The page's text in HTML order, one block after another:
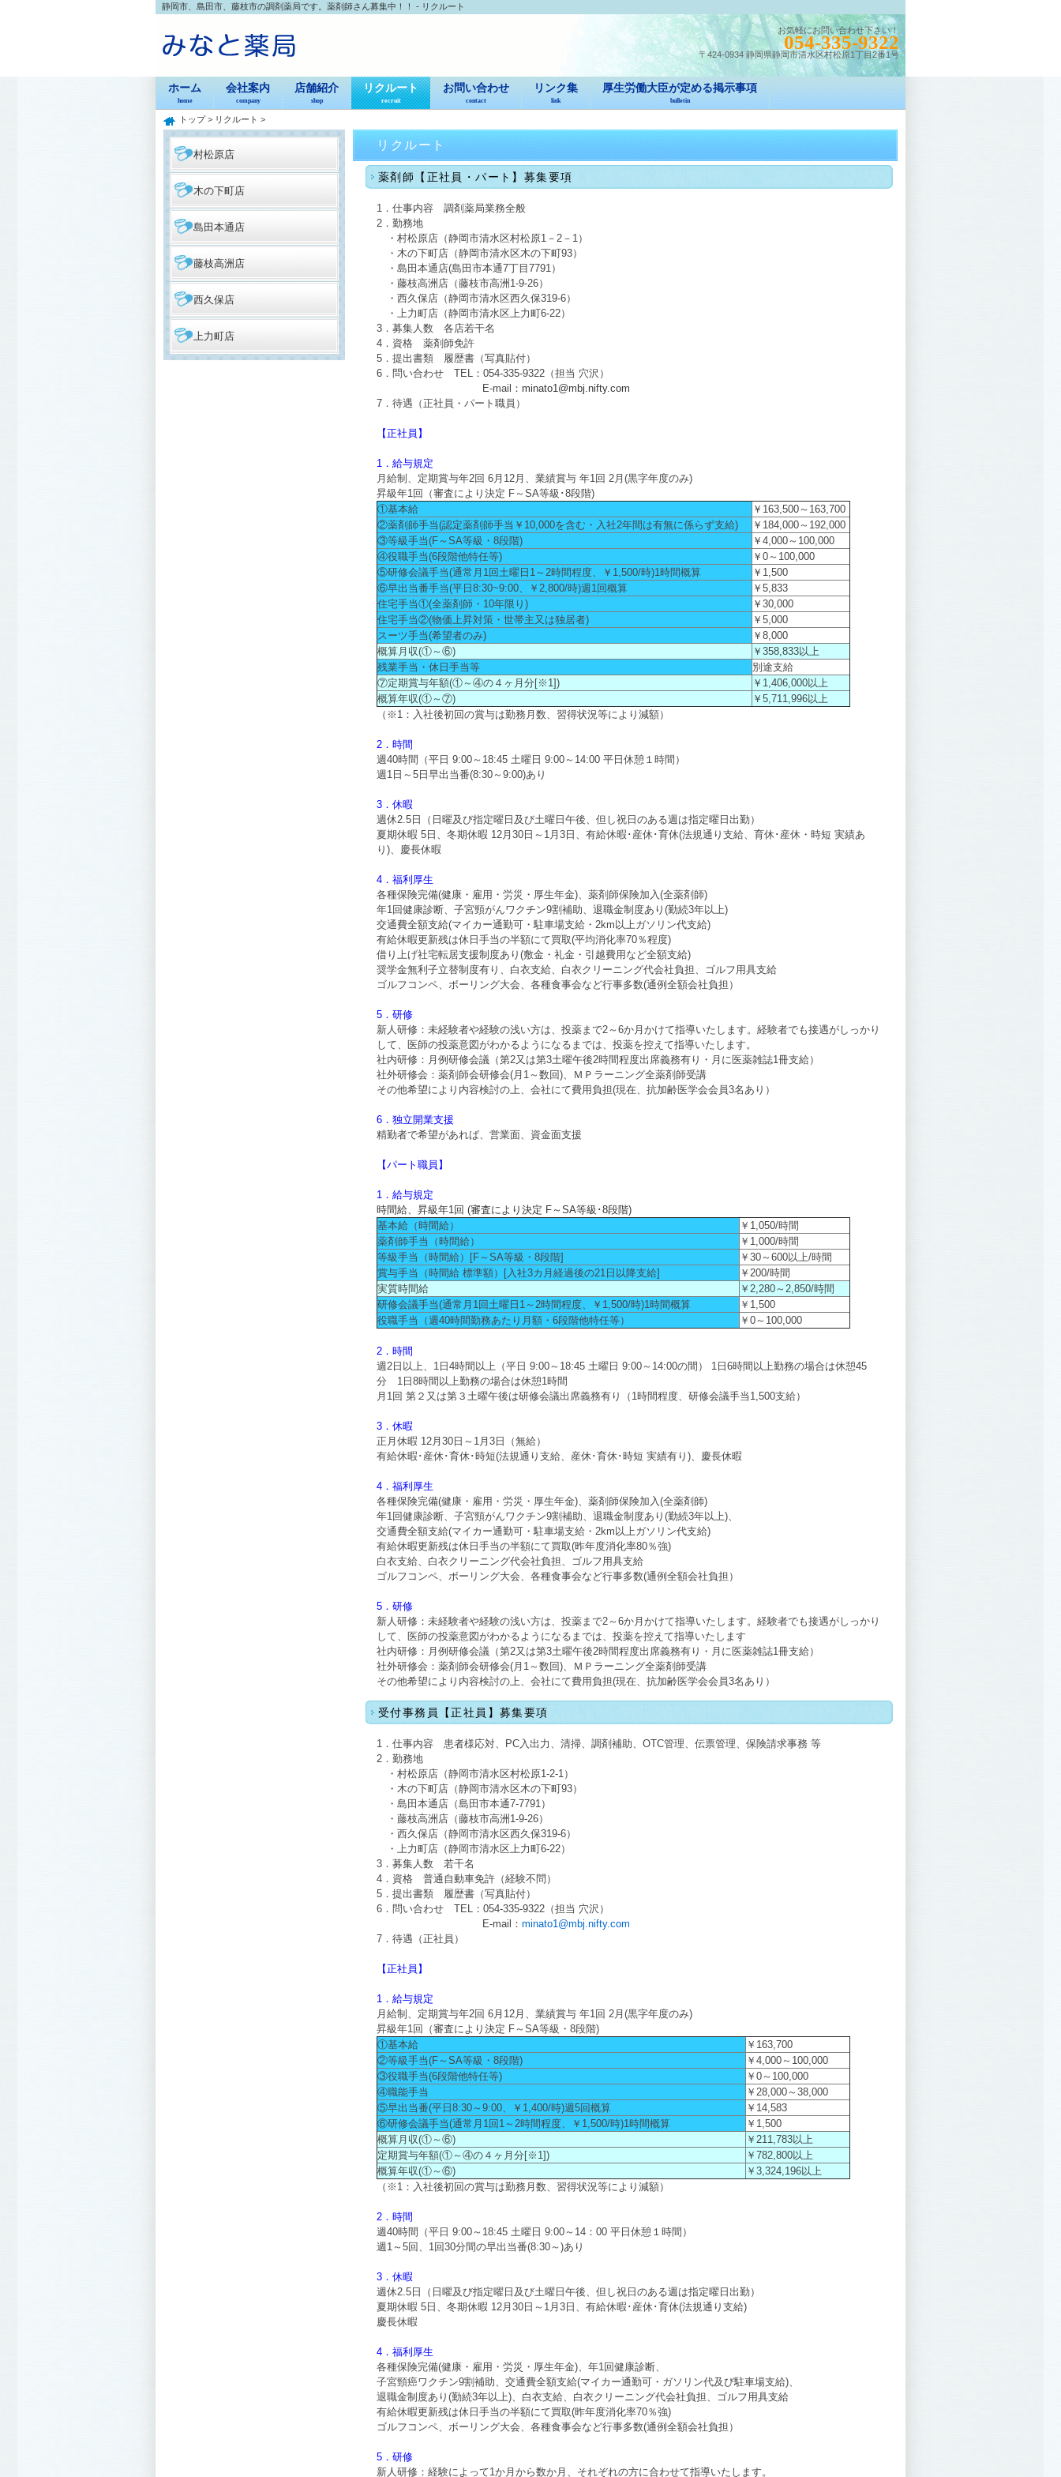
静岡市、島田市、藤枝市の調剤薬局です。薬剤師さん募集中！！ - リクルート
お気軽にお問い合わせ下さい！
054-335-9322
〒424-0934 静岡県静岡市清水区村松原1丁目2番1号
ホーム
home
会社案内
company
店舗紹介
shop
リクルート
recruit
お問い合わせ
contact
リンク集
link
厚生労働大臣が定める掲示事項
bulletin
トップ> リクルート >
リクルート
薬剤師【正社員・パート】募集要項
1．仕事内容 調剤薬局業務全般
2．勤務地
・村松原店（静岡市清水区村松原1－2－1）
・木の下町店（静岡市清水区木の下町93）
・島田本通店(島田市本通7丁目7791）
・藤枝高洲店（藤枝市高洲1-9-26）
・西久保店（静岡市清水区西久保319-6）
・上力町店（静岡市清水区上力町6-22）
3．募集人数 各店若干名
4．資格 薬剤師免許
5．提出書類 履歴書（写真貼付）
6．問い合わせ TEL：054-335-9322（担当 穴沢）
E-mail： minato1@mbj.nifty.com
7．待遇（正社員・パート職員）
【正社員】
1．給与規定
月給制、定期賞与年2回 6月12月、業績賞与 年1回 2月(黒字年度のみ)
昇級年1回（審査により決定 F～SA等級･8段階)
①基本給
￥163,500～163,700
②薬剤師手当(認定薬剤師手当￥10,000を含む・入社2年間は有無に係らず支給)
￥184,000～192,000
③等級手当(F～SA等級・8段階)
￥4,000～100,000
④役職手当(6段階他特任等)
￥0～100,000
⑤研修会議手当(通常月1回土曜日1～2時間程度、￥1,500/時)1時間概算
￥1,500
⑥早出当番手当(平日8:30~9:00、￥2,800/時)週1回概算
￥5,833
住宅手当①(全薬剤師・10年限り)
￥30,000
住宅手当②(物価上昇対策・世帯主又は独居者)
￥5,000
スーツ手当(希望者のみ)
￥8,000
概算月収(①～⑥)
￥358,833以上
残業手当・休日手当等
別途支給
⑦定期賞与年額(①～④の４ヶ月分[※1])
￥1,406,000以上
概算年収(①～⑦)
￥5,711,996以上
（※1：入社後初回の賞与は勤務月数、習得状況等により減額）
2．時間
週40時間（平日 9:00～18:45 土曜日 9:00～14:00 平日休憩１時間）
週1日～5日早出当番(8:30～9:00)あり
3．休暇
週休2.5日（日曜及び指定曜日及び土曜日午後、但し祝日のある週は指定曜日出勤）
夏期休暇 5日、冬期休暇 12月30日～1月3日、有給休暇･産休･育休(法規通り支給、育休･産休・時短 実績あ
り)、慶長休暇
4．福利厚生
各種保険完備(健康・雇用・労災・厚生年金)、薬剤師保険加入(全薬剤師)
年1回健康診断、子宮頸がんワクチン9割補助、退職金制度あり(勤続3年以上)
交通費全額支給(マイカー通勤可・駐車場支給・2km以上ガソリン代支給)
有給休暇更新残は休日手当の半額にて買取(平均消化率70％程度)
借り上げ社宅転居支援制度あり(敷金・礼金・引越費用など全額支給)
奨学金無利子立替制度有り、白衣支給、白衣クリーニング代会社負担、ゴルフ用具支給
ゴルフコンペ、ボーリング大会、各種食事会など行事多数(通例全額会社負担）
5．研修
新人研修：未経験者や経験の浅い方は、投薬まで2～6か月かけて指導いたします。経験者でも接遇がしっかり
して、医師の投薬意図がわかるようになるまでは、投薬を控えて指導いたします。
社内研修：月例研修会議（第2又は第3土曜午後2時間程度出席義務有り・月に医薬雑誌1冊支給）
社外研修会：薬剤師会研修会(月1～数回)、ＭＰラーニング全薬剤師受講
その他希望により内容検討の上、会社にて費用負担(現在、抗加齢医学会会員3名あり）
6．独立開業支援
精勤者で希望があれば、営業面、資金面支援
【パート職員】
1．給与規定
時間給、昇級年1回 (審査により決定 F～SA等級･8段階)
基本給（時間給）
￥1,050/時間
薬剤師手当（時間給）
￥1,000/時間
等級手当（時間給）[F～SA等級・8段階]
￥30～600以上/時間
賞与手当（時間給 標準額）[入社3カ月経過後の21日以降支給]
￥200/時間
実質時間給
￥2,280～2,850/時間
研修会議手当(通常月1回土曜日1～2時間程度、￥1,500/時)1時間概算
￥1,500
役職手当（週40時間勤務あたり月額・6段階他特任等）
￥0～100,000
2．時間
週2日以上、1日4時間以上（平日 9:00～18:45 土曜日 9:00～14:00の間） 1日6時間以上勤務の場合は休憩45
分 1日8時間以上勤務の場合は休憩1時間
月1回 第２又は第３土曜午後は研修会議出席義務有り（1時間程度、研修会議手当1,500支給）
3．休暇
正月休暇 12月30日～1月3日（無給）
有給休暇･産休･育休･時短(法規通り支給、産休･育休･時短 実績有り)、慶長休暇
4．福利厚生
各種保険完備(健康・雇用・労災・厚生年金)、薬剤師保険加入(全薬剤師)
年1回健康診断、子宮頸がんワクチン9割補助、退職金制度あり(勤続3年以上)、
交通費全額支給(マイカー通勤可・駐車場支給・2km以上ガソリン代支給)
有給休暇更新残は休日手当の半額にて買取(昨年度消化率80％強)
白衣支給、白衣クリーニング代会社負担、ゴルフ用具支給
ゴルフコンペ、ボーリング大会、各種食事会など行事多数(通例全額会社負担）
5．研修
新人研修：未経験者や経験の浅い方は、投薬まで2～6か月かけて指導いたします。経験者でも接遇がしっかり
して、医師の投薬意図がわかるようになるまでは、投薬を控えて指導いたします
社内研修：月例研修会議（第2又は第3土曜午後2時間程度出席義務有り・月に医薬雑誌1冊支給）
社外研修会：薬剤師会研修会(月1～数回)、ＭＰラーニング全薬剤師受講
その他希望により内容検討の上、会社にて費用負担(現在、抗加齢医学会会員3名あり）
受付事務員【正社員】募集要項
1．仕事内容 患者様応対、PC入出力、清掃、調剤補助、OTC管理、伝票管理、保険請求事務 等
2．勤務地
・村松原店（静岡市清水区村松原1-2-1）
・木の下町店（静岡市清水区木の下町93）
・島田本通店（島田市本通7-7791）
・藤枝高洲店（藤枝市高洲1-9-26）
・西久保店（静岡市清水区西久保319-6）
・上力町店（静岡市清水区上力町6-22）
3．募集人数 若干名
4．資格 普通自動車免許（経験不問）
5．提出書類 履歴書（写真貼付）
6．問い合わせ TEL：054-335-9322（担当 穴沢）
E-mail： minato1@mbj.nifty.com
7．待遇（正社員）
【正社員】
1． 給与規定
月給制、定期賞与年2回 6月12月、業績賞与 年1回 2月(黒字年度のみ)
昇級年1回（審査により決定 F～SA等級・8段階)
①基本給
￥163,700
②等級手当(F～SA等級・8段階)
￥4,000～100,000
③役職手当(6段階他特任等)
￥0～100,000
④職能手当
￥28,000～38,000
⑤早出当番(平日8:30～9:00、￥1,400/時)週5回概算
￥14,583
⑥研修会議手当(通常月1回1～2時間程度、￥1,500/時)1時間概算
￥1,500
概算月収(①～⑥)
￥211,783以上
定期賞与年額(①～④の４ヶ月分[※1])
￥782,800以上
概算年収(①～⑥)
￥3,324,196以上
（※1：入社後初回の賞与は勤務月数、習得状況等により減額）
2．時間
週40時間（平日 9:00～18:45 土曜日 9:00～14：00 平日休憩１時間）
週1～5回、1回30分間の早出当番(8:30～)あり
3．休暇
週休2.5日（日曜及び指定曜日及び土曜日午後、但し祝日のある週は指定曜日出勤）
夏期休暇 5日、冬期休暇 12月30日～1月3日、有給休暇･産休･育休(法規通り支給)
慶長休暇
4．福利厚生
各種保険完備(健康・雇用・労災・厚生年金)、年1回健康診断、
子宮頸癌ワクチン9割補助、交通費全額支給(マイカー通勤可・ガソリン代及び駐車場支給)、
退職金制度あり(勤続3年以上)、白衣支給、白衣クリーニング代会社負担、ゴルフ用具支給
有給休暇更新残は休日手当の半額にて買取(昨年度消化率70％強)
ゴルフコンペ、ボーリング大会、各種食事会など行事多数(通例全額会社負担）
5．研修
新人研修：経験によって1か月から数か月、それぞれの方に合わせて指導いたします。
村松原店
木の下町店
島田本通店
藤枝高洲店
西久保店
上力町店